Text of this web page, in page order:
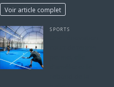
Voir article complet
SPORTS